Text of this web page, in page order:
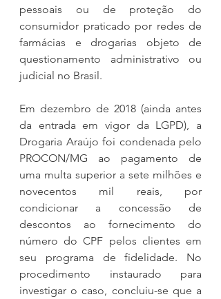
pessoais ou de proteção do
consumidor praticado por redes de
farmácias e drogarias objeto de
questionamento administrativo ou
judicial no Brasil.
Em dezembro de 2018 (ainda antes
da entrada em vigor da LGPD), a
Drogaria Araújo foi condenada pelo
PROCON/MG ao pagamento de
uma multa superior a sete milhões e
novecentos mil reais, por
condicionar a concessão de
descontos ao fornecimento do
número do CPF pelos clientes em
seu programa de fidelidade. No
procedimento instaurado para
investigar o caso, concluiu-se que a